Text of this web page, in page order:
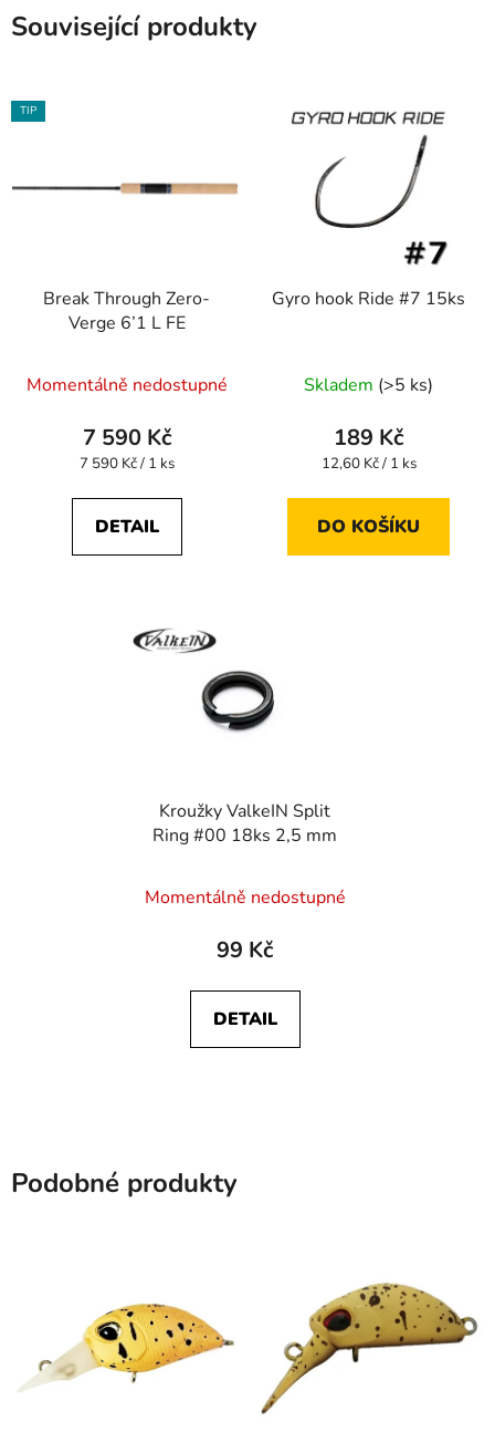
Související produkty
TIP
Break Through Zero-
Verge 6’1 L FE
hodnocení
produktu
je
z
Momentálně nedostupné
7 590 Kč
Měrná
7 590 Kč / 1 ks
DETAIL
Gyro hook Ride #7 15ks
Skladem (>5 ks)
189 Kč
Měrná
12,60 Kč / 1 ks
DO KOŠÍKU
Kroužky ValkeIN Split
Ring #00 18ks 2,5 mm
Momentálně nedostupné
99 Kč
DETAIL
Podobné produkty